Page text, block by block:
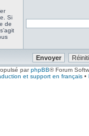
Si
de
parphpBB® Forum
et support en français•